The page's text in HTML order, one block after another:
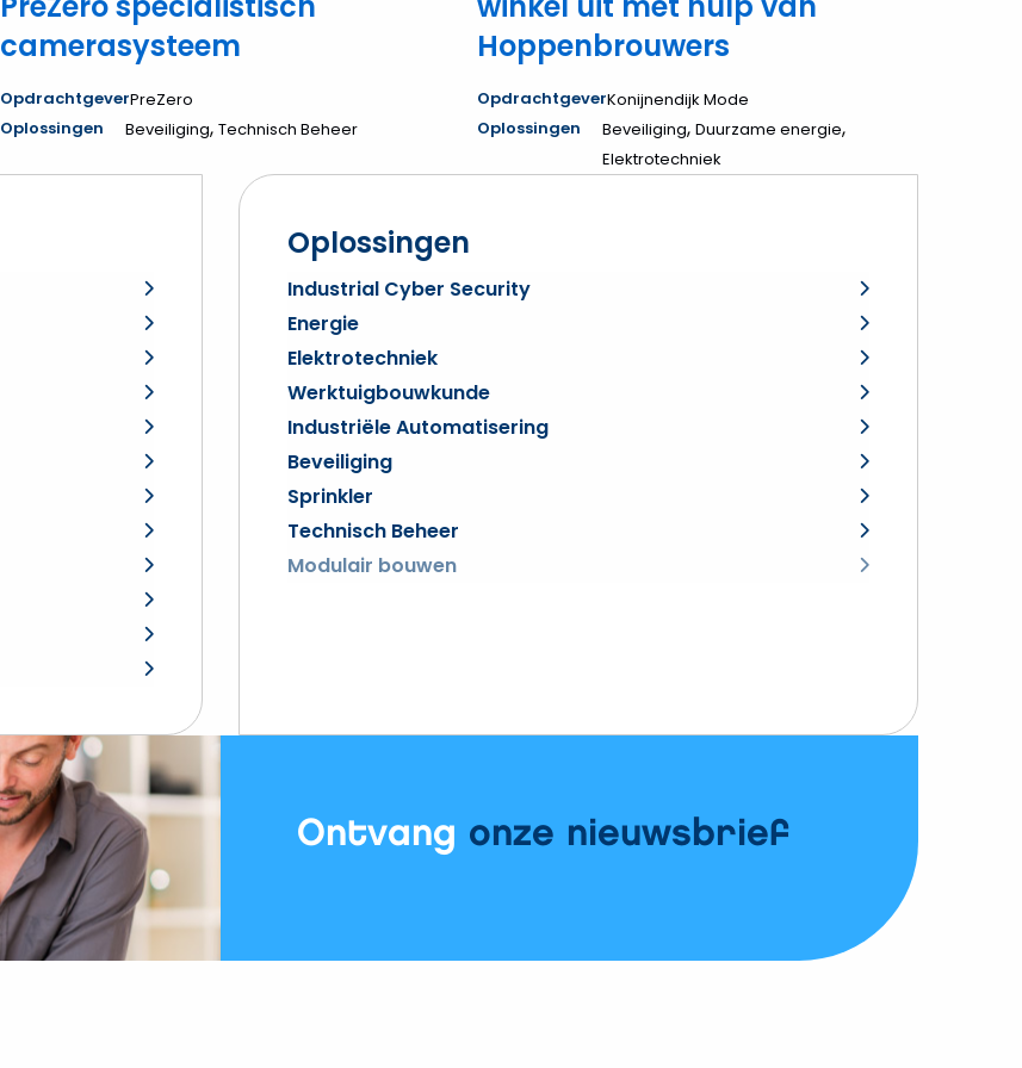
camerasysteem
OpdrachtgeverPreZero
Oplossingen
Beveiliging, Technisch Beheer
Hoppenbrouwers
OpdrachtgeverKonijnendijk Mode
Oplossingen
Beveiliging, Duurzame energie,
Elektrotechniek
Oplossingen
Industrial Cyber Security
Energie
Elektrotechniek
Werktuigbouwkunde
Industriële Automatisering
Beveiliging
Sprinkler
Technisch Beheer
Modulair bouwen
Ontvang onze nieuwsbrief